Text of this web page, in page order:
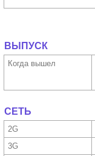
ВЫПУСК
Когда вышел
СЕТЬ
2G
3G